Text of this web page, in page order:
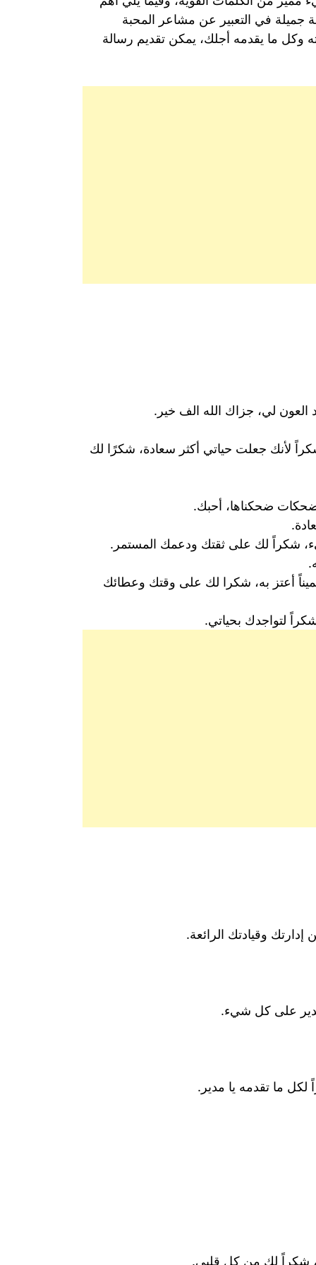
جميلة في التعبير عن مشاعر المحبة
وكل ما يقدمه أجلك، يمكن تقديم رسالة
لي، جزاك الله الف خير.
لأنك جعلت حياتي أكثر سعادة، شكرًا لك
ضحكناها، أحبك.
شكراً لك على ثقتك ودعمك المستمر.
أعتز به، شكرا لك على وقتك وعطائك
لتواجدك بحياتي.
وقيادتك الرائعة.
مدير على كل شيء.
ما تقدمه يا مدير.
شكراً لك من كل قلبي.